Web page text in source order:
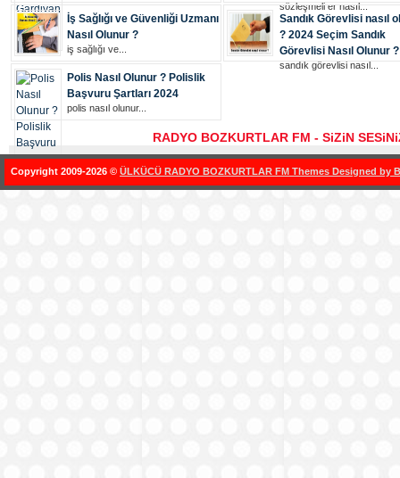
sözleşmeli er nasıl...
İş Sağlığı ve Güvenliği Uzmanı
Nasıl Olunur ?
i̇ş sağlığı ve...
Sandık Görevlisi nasıl
? 2024 Seçim Sandık
Görevlisi Nasıl Olunur ?
sandık görevlisi nasıl...
Polis Nasıl Olunur ? Polislik
Başvuru Şartları 2024
polis nasıl olunur...
RADYO BOZKURTLAR FM - SiZiN
Copyright 2009-2026 © ÜLKÜCÜ RADYO BOZKURTLAR FM Themes Designed by